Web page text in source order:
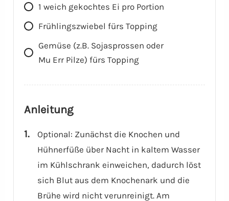
1 weich gekochtes Ei pro Portion
Frühlingszwiebel fürs Topping
Gemüse (z.B. Sojasprossen oder
Mu Err Pilze) fürs Topping
Anleitung
Optional: Zunächst die Knochen und
Hühnerfüße über Nacht in kaltem Wasser
im Kühlschrank einweichen, dadurch löst
sich Blut aus dem Knochenark und die
Brühe wird nicht verunreinigt. Am